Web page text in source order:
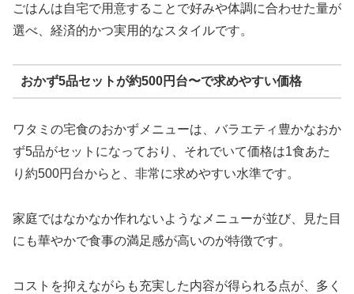
ごはんは自宅で用意することで好みや体調に合わせた量が
選べ、経済的かつ実用的なスタイルです。
おかず5品セットが約500円台〜で求めやすい価格
ワタミの宅食のおかずメニューは、バラエティ豊かなおか
ず5品がセットになっており、それでいて価格は1食あた
り約500円台からと、非常に求めやすい水準です。
家庭ではなかなか作れないようなメニューが並び、見た目
にも華やかで食事の満足感が高いのが特徴です。
コストを抑えながらも充実した内容が得られる点が、多く